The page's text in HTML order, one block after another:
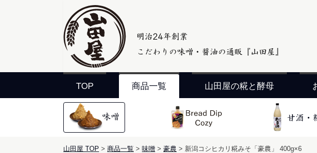
TOP 商品一覧 山田屋の糀と酵母
山田屋 TOP 商品一覧 味噌 豪農 新潟コシヒカリ糀みそ「豪農」 400g×6